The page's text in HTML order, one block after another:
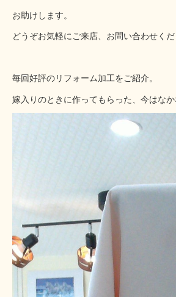
お助けします。
どうぞお気軽にご来店、お問い合わせくだ
毎回好評のリフォーム加工をご紹介。
嫁入りのときに作ってもらった、今はな